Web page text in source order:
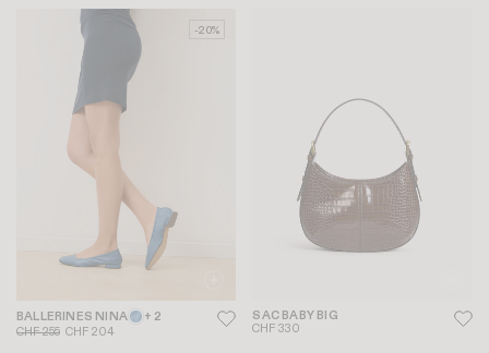
-20%
BALLERINES NINA + 2
CHF 255 CHF 204
SAC BABY BIG
CHF 330